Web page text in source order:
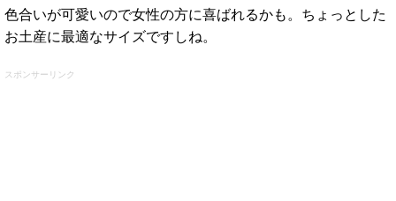
色合いが可愛いので女性の方に喜ばれるかも。ちょっとした
お土産に最適なサイズですしね。
スポンサーリンク